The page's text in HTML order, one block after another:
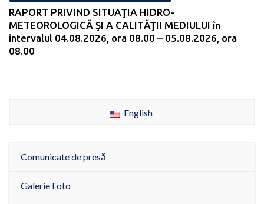
RAPORT PRIVIND SITUAŢIA HIDRO-
METEOROLOGICĂ ŞI A CALITĂŢII MEDIULUI în
intervalul 04.08.2026, ora 08.00 – 05.08.2026, ora
08.00
English
Comunicate de presă
Galerie Foto